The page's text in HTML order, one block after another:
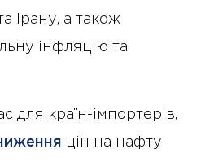
Ірану, а також
інфляцію та
для країн-імпортерів,
цін на нафту